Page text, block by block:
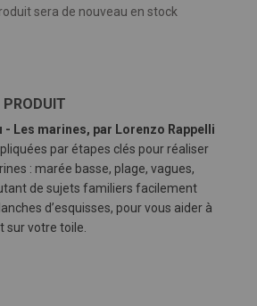
sera de nouveau en stock
PRODUIT
- Les marines, par Lorenzo Rappelli
par étapes clés pour réaliser
: marée basse, plage, vagues,
de sujets familiers facilement
d’esquisses, pour vous aider à
sur votre toile.